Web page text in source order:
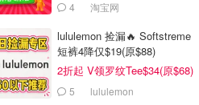
4 淘宝网
lululemon 捡漏🔥 Softstreme
短裤4降仅$19(原$88)
2折起 V领罗纹Tee$34(原$68)
5 lululemon